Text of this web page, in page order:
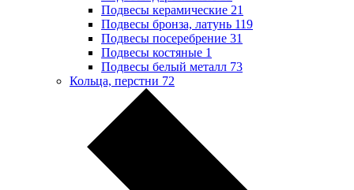
Подвесы керамические 21
Подвесы бронза, латунь 119
Подвесы посеребрение 31
Подвесы костяные 1
Подвесы белый металл 73
Кольца, перстни 72